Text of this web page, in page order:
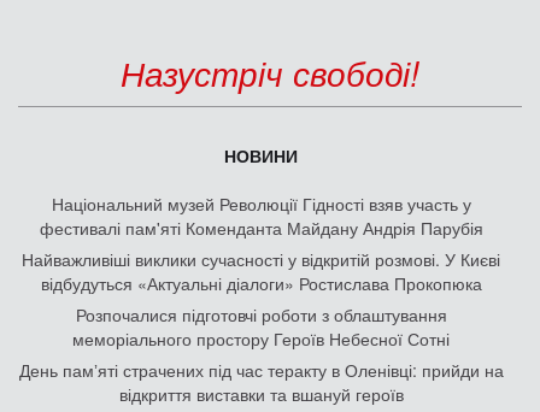
Назустріч свободі!
НОВИНИ
Національний музей Революції Гідності взяв участь у
фестивалі пам'яті Коменданта Майдану Андрія Парубія
Найважливіші виклики сучасності у відкритій розмові. У Києві
відбудуться «Актуальні діалоги» Ростислава Прокопюка
Розпочалися підготовчі роботи з облаштування
меморіального простору Героїв Небесної Сотні
День памʼяті страчених під час теракту в Оленівці: прийди на
відкриття виставки та вшануй героїв